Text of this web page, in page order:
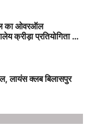
का ओवरऑल
क्रीड़ा प्रतियोगिता में
लायंस क्लब बिलासपुर